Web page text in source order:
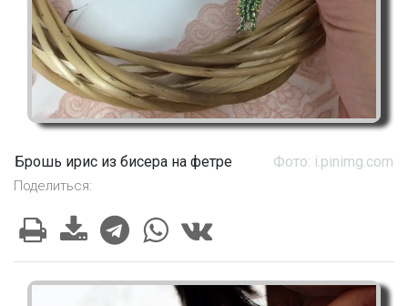
Брошь ирис из бисера на фетре Фото: i.pinimg.com
Поделиться: